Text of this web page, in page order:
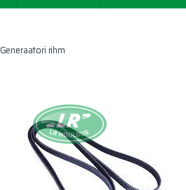
Generaatori rihm